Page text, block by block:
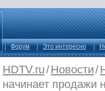
Форум Это интересно
HDTV.ru/Новости/
начинает продажи